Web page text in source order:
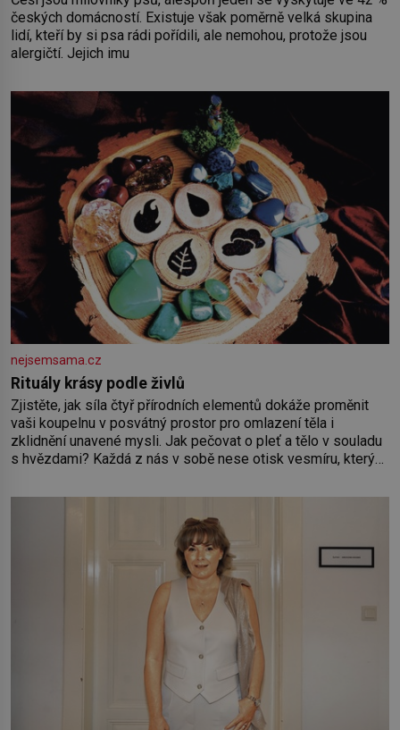
českých domácností. Existuje však poměrně velká skupina
lidí, kteří by si psa rádi pořídili, ale nemohou, protože jsou
alergičtí. Jejich imu
nejsemsama.cz
Rituály krásy podle živlů
Zjistěte, jak síla čtyř přírodních elementů dokáže proměnit
vaši koupelnu v posvátný prostor pro omlazení těla i
zklidnění unavené mysli. Jak pečovat o pleť a tělo v souladu
s hvězdami? Každá z nás v sobě nese otisk vesmíru, který
pokožky. Ohnivá znamení Ženy narozené ve znamení Berana,